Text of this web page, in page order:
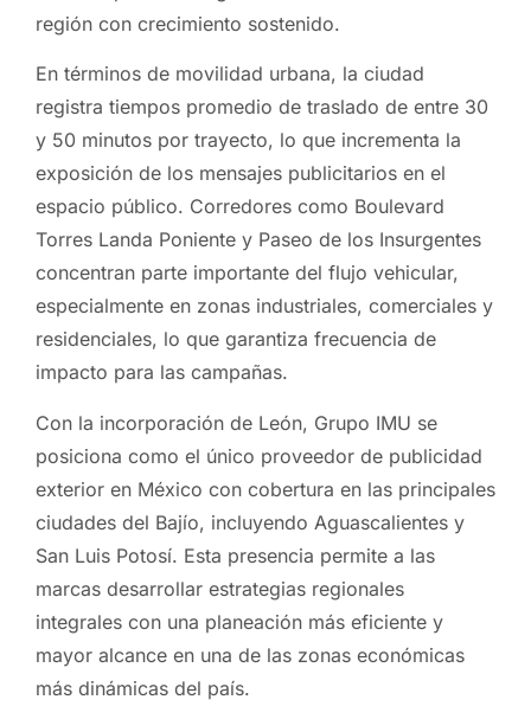
región con crecimiento sostenido.
En términos de movilidad urbana, la ciudad
registra tiempos promedio de traslado de entre 30
y 50 minutos por trayecto, lo que incrementa la
exposición de los mensajes publicitarios en el
espacio público. Corredores como Boulevard
Torres Landa Poniente y Paseo de los Insurgentes
concentran parte importante del flujo vehicular,
especialmente en zonas industriales, comerciales y
residenciales, lo que garantiza frecuencia de
impacto para las campañas.
Con la incorporación de León, Grupo IMU se
posiciona como el único proveedor de publicidad
exterior en México con cobertura en las principales
ciudades del Bajío, incluyendo Aguascalientes y
San Luis Potosí. Esta presencia permite a las
marcas desarrollar estrategias regionales
integrales con una planeación más eficiente y
mayor alcance en una de las zonas económicas
más dinámicas del país.